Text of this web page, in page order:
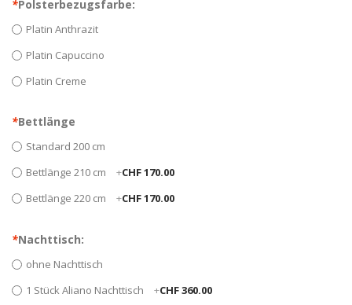
*Polsterbezugsfarbe:
Platin Anthrazit
Platin Capuccino
Platin Creme
*Bettlänge
Standard 200 cm
Bettlänge 210 cm
+CHF 170.00
Bettlänge 220 cm
+CHF 170.00
*Nachttisch:
ohne Nachttisch
1 Stück Aliano Nachttisch
+CHF 360.00